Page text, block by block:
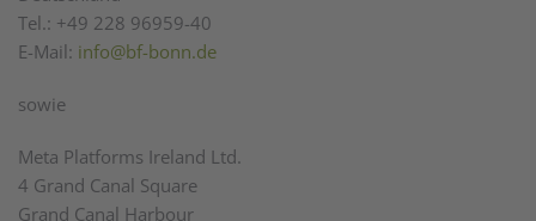
Tel.: +49 228 96959-40
E-Mail: info@bf-bonn.de
sowie
Meta Platforms Ireland Ltd.
4 Grand Canal Square
Grand Canal Harbour